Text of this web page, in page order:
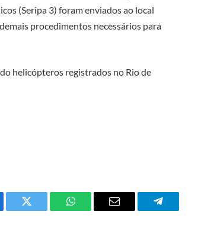
(Seripa 3) foram enviados ao local
procedimentos necessários para
helicópteros registrados no Rio de
Twitter
O
E-
Telegrama